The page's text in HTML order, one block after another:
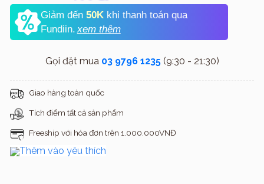
Giảm đến 50K khi thanh toán qua
Fundiin. xem thêm
Gọi đặt mua 03 9796 1235(9:30 - 21:30)
Giao hàng toàn quốc
Tích điểm tất cả sản phẩm
Freeship với hóa đơn trên 1.000.000VNĐ
Thêm vào yêu thích